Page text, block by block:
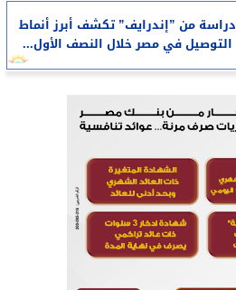
دراسة من ”إندرايف” تكشف أبرز أنماط
التوصيل في مصر خلال النصف الأول...